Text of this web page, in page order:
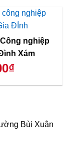
nghiệp
Xám
Bùi Xuân